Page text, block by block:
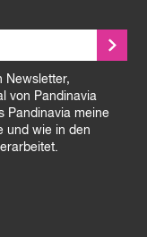
Newsletter,
von Pandinavia
Pandinavia meine
und wie in den